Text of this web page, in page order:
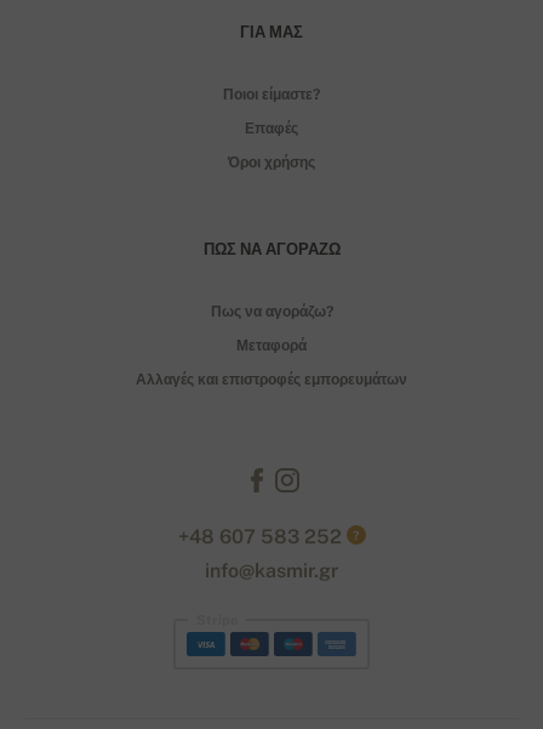
ΓΙΑ ΜΑΣ
Ποιοι είμαστε?
Επαφές
Όροι χρήσης
ΠΏΣ ΝΑ ΑΓΟΡΆΖΩ
Πως να αγοράζω?
Μεταφορά
Αλλαγές και επιστροφές εμπορευμάτων
+48 607 583 252 ?
info@kasmir.gr